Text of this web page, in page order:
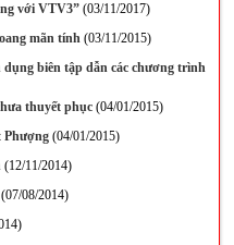
với VTV3”(03/11/2017)
mãn tính(03/11/2015)
biên tập dẫn các chương trình
thuyết phục(04/01/2015)
Phượng(04/01/2015)
(12/11/2014)
08/2014)